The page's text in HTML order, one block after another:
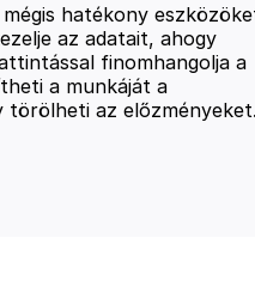
hatékony
az adatait, ahogy
finomhangolja a
a munkáját a
törölheti az előzményeket.